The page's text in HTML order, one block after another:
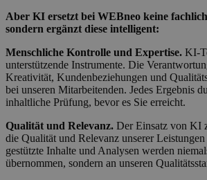
Aber KI ersetzt bei WEBneo keine
sondern ergänzt diese intelligent:
Menschliche Kontrolle und Expertise. KI-
unterstützende Instrumente. Die
Kreativität, Kundenbeziehungen und
bei unseren Mitarbeitenden. Jedes Ergebnis
inhaltliche Prüfung, bevor es Sie erreicht.
Qualität und Relevanz. Der Einsatz von KI
die Qualität und Relevanz unserer
gestützte Inhalte und Analysen werden
übernommen, sondern an unseren